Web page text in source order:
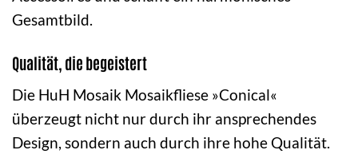
Gesamtbild.
Qualität, die begeistert
Die HuH Mosaik Mosaikfliese »Conical«
überzeugt nicht nur durch ihr ansprechendes
Design, sondern auch durch ihre hohe Qualität.